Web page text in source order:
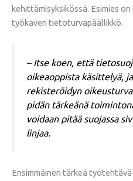
kehittämisyksikössä. Esimies
työkaveri tietoturvapäällikkö.
– Itse koen, että
oikeaoppista käsittelyä,
rekisteröidyn
pidän tärkeänä
voidaan pitää suojassa
linjaa.
Ensimmäinen tärkeä